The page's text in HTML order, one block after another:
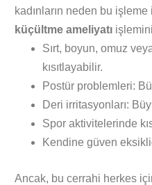
kadınların neden bu
küçültme ameliyatı
Sırt, boyun, omuz
kısıtlayabilir.
Postür problemleri:
Deri irritasyonları:
Spor aktivitelerinde
Kendine güven
Ancak, bu cerrahi herkes